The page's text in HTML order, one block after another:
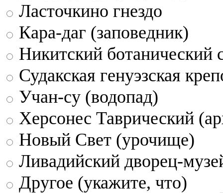
Ласточкино гнездо
Кара-даг (заповедник)
Никитский ботанический
Судакская генуэзская
Учан-су (водопад)
Херсонес Таврический
Новый Свет (урочище)
Ливадийский дворец-
Другое (укажите, что)